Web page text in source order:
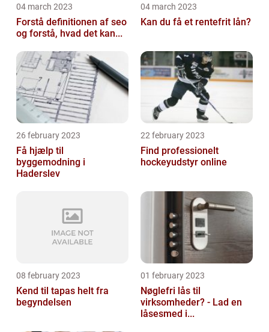
04 march 2023
Forstå definitionen af seo
og forstå, hvad det kan...
04 march 2023
Kan du få et rentefrit lån?
26 february 2023
Få hjælp til
byggemodning i
Haderslev
22 february 2023
Find professionelt
hockeyudstyr online
08 february 2023
Kend til tapas helt fra
begyndelsen
01 february 2023
Nøglefri lås til
virksomheder? - Lad en
låsesmed i...